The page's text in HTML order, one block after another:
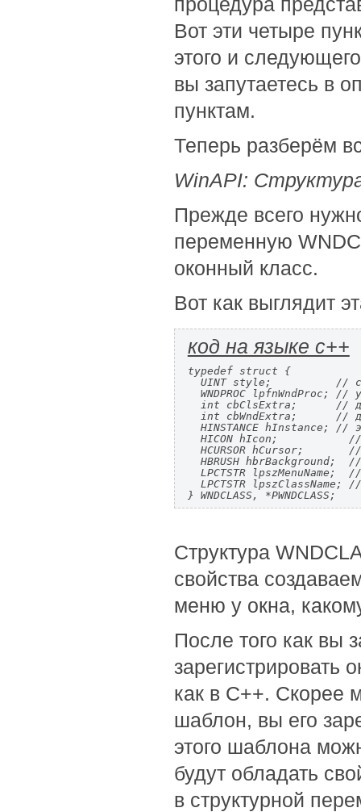
Вот эти четыре
этого и
вы запутаетесь в
пунктам.
Теперь разберём
WinAPI:
Прежде всего
переменную
оконный класс.
Вот как выглядит
код на языке c++
typedef struct {
UINT style;          //
WNDPROC lpfnWndProc; //
int cbClsExtra;      //
int cbWndExtra;      //
HINSTANCE hInstance; //
HICON hIcon;
HCURSOR hCursor;
HBRUSH hbrBackground;
LPCTSTR lpszMenuName;
LPCTSTR lpszClassName;
} WNDCLASS, *PWNDCLASS;
Структура
свойства
меню у окна,
После того как вы
зарегистрировать
как в C++. Скорее
шаблон, вы его
этого шаблона
будут обладать
в структурной